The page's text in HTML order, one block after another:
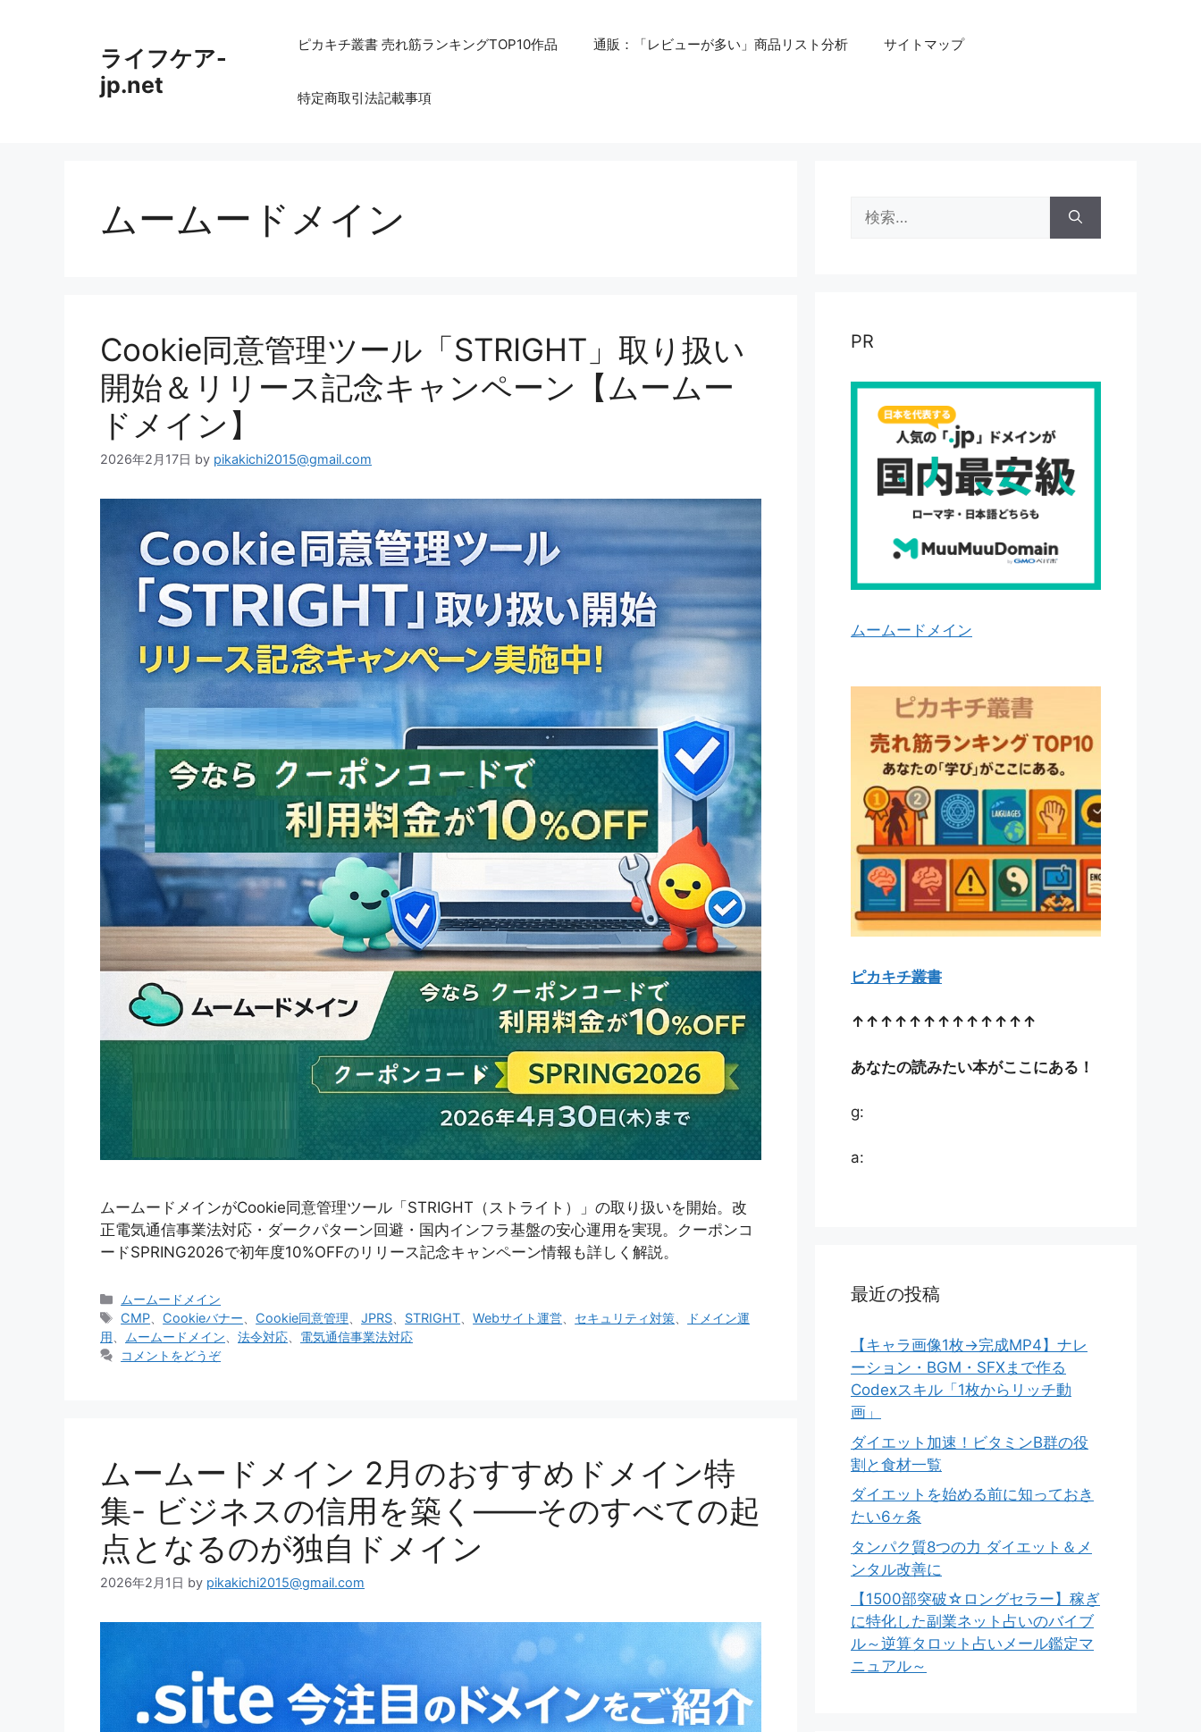
ライフケア-
jp.net
ピカキチ叢書 売れ筋ランキングTOP10作品 通販：「レビューが多い」商品リスト分析 サイトマップ
特定商取引法記載事項
ムームードメイン
Cookie同意管理ツール「STRIGHT」取り扱い
開始＆リリース記念キャンペーン【ムームー
ドメイン】
2026年2月17日 by pikakichi2015@gmail.com
ムームードメインがCookie同意管理ツール「STRIGHT（ストライト）」の取り扱いを開始。改
正電気通信事業法対応・ダークパターン回避・国内インフラ基盤の安心運用を実現。クーポンコ
ードSPRING2026で初年度10%OFFのリリース記念キャンペーン情報も詳しく解説。
カ
テ
ゴ
リ
ムームードメイン
タ
グ
CMP Cookieバナー Cookie同意管理 、JPRS STRIGHT 、Webサイト運営 セキュリティ対策
ドメイン運
用
ムームードメイン 法令対応
電気通信事業法対応
コメントをどうぞ
ムームードメイン 2月のおすすめドメイン特
集- ビジネスの信用を築く――そのすべての起
点となるのが独自ドメイン
2026年2月1日 by pikakichi2015@gmail.com
索:
PR
ムームードメイン
ピカキチ叢書
↑↑↑↑↑↑↑↑↑↑↑↑↑
あなたの読みたい本がここにある！
g:
a:
最近の投稿
【キャラ画像1枚→完成MP4】ナレ
ーション・BGM・SFXまで作る
Codexスキル「1枚からリッチ動
画」
ダイエット加速！ビタミンB群の役
割と食材一覧
ダイエットを始める前に知っておき
たい6ヶ条
タンパク質8つの力 ダイエット＆メ
ンタル改善に
【1500部突破☆ロングセラー】稼ぎ
に特化した副業ネット占いのバイブ
ル～逆算タロット占いメール鑑定マ
ニュアル～